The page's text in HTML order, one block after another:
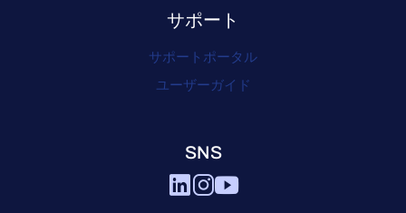
サポート
サポートポータル
ユーザーガイド
SNS